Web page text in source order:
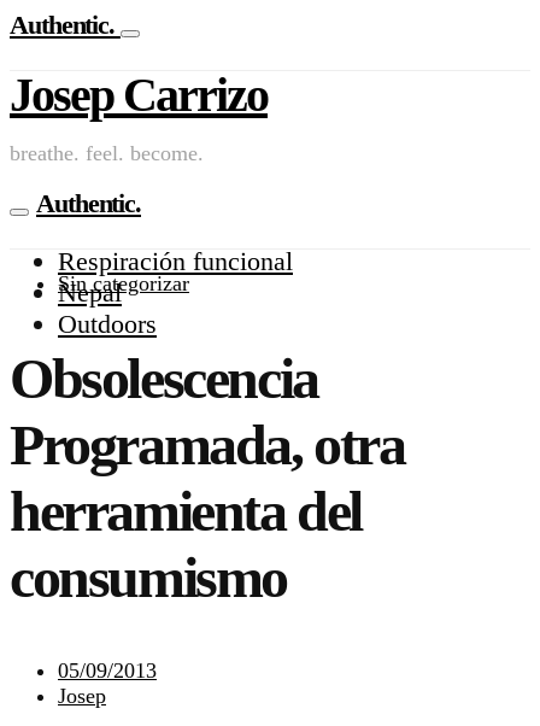
Authentic.
Josep Carrizo
breathe. feel. become.
Authentic.
Respiración funcional
Nepal
Outdoors
Sin categorizar
Obsolescencia
Programada, otra
herramienta del
consumismo
05/09/2013
Josep